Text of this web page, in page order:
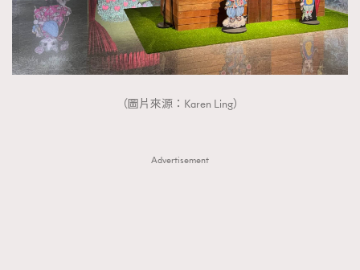
（圖片來源：Karen Ling）
Advertisement